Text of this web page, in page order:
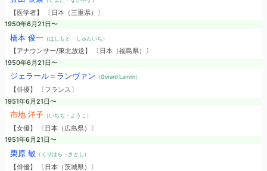
【医学者】 〔日本（三重県）〕
1950年6月21日〜
橋本 俊一（はしもと・しゅんいち）
【アナウンサー/東北放送】 〔日本（福島県）〕
1950年6月21日〜
ジェラール＝ランヴァン （Gerard Lanvin）
【俳優】 〔フランス〕
1951年6月21日〜
市地 洋子（いちぢ・ようこ）
【女優】 〔日本（広島県）〕
1951年6月21日〜
栗原 敏（くりはら・さとし）
【俳優】 〔日本（茨城県）〕